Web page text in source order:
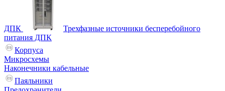
ДПК
Трехфазные источники бесперебойного
питания ДПК
Корпуса
Микросхемы
Наконечники кабельные
Паяльники